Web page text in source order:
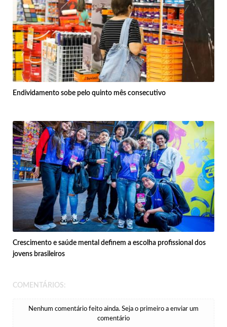
Endividamento sobe pelo quinto mês consecutivo
Crescimento e saúde mental definem a escolha profissional dos
jovens brasileiros
COMENTÁRIOS:
Nenhum comentário feito ainda. Seja o primeiro a enviar um
comentário